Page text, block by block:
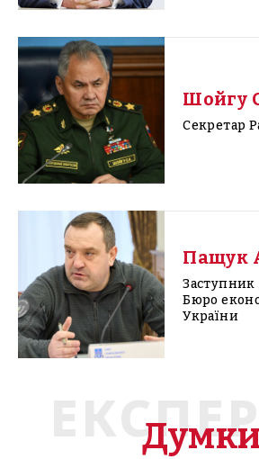
Шойгу
Секретар
Пащук
Бюро
України
Думки